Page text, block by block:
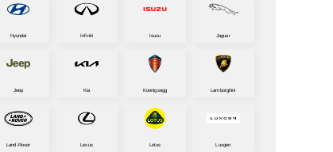
Hyundai Infiniti Isuzu Jaguar
Jeep Kia Koenigsegg Lamborghini
Land-Rover Lexus Lotus Luxgen